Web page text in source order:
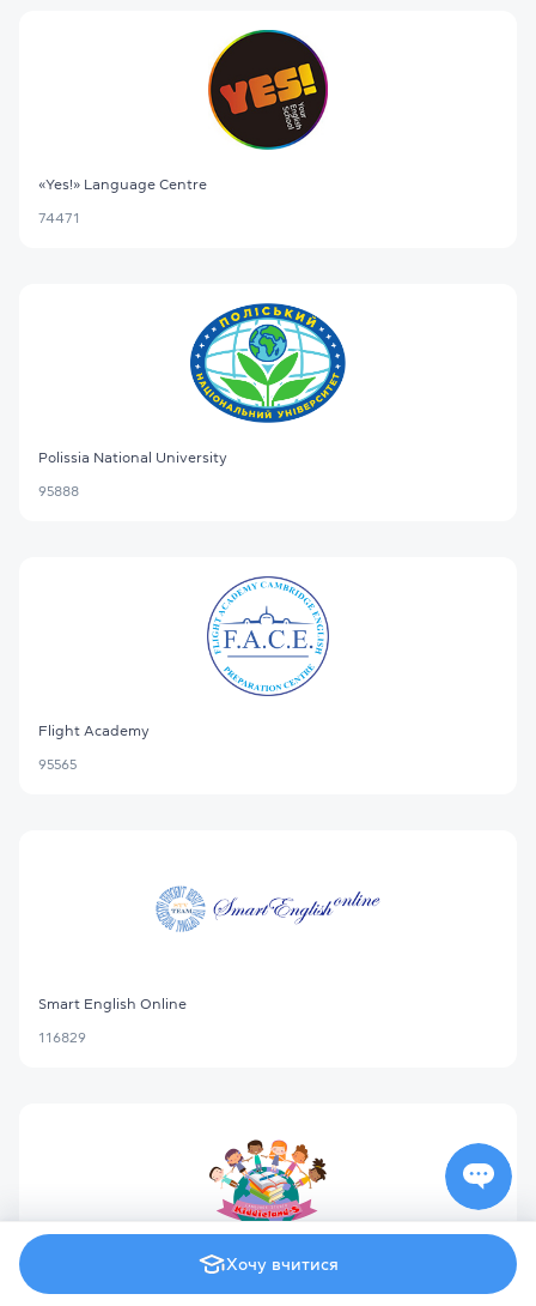
«Yes!» Language Centre
74471
Polissia National University
95888
Flight Academy
95565
Smart English Online
116829
Language Studio Kiddieland-S
Хочу вчитися